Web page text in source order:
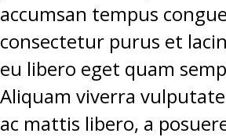
accumsan tempus
consectetur purus et
eu libero eget quam
Aliquam viverra
ac mattis libero, a